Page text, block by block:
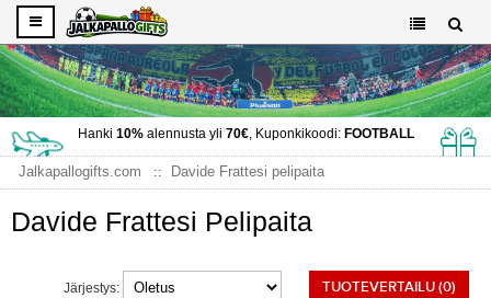
Hanki 10%alennusta yli 70€, Kuponkikoodi: FOOTBALL
Jalkapallogifts.com Davide Frattesi pelipaita
Davide Frattesi Pelipaita
TUOTEVERTAILU (0)
Järjestys: